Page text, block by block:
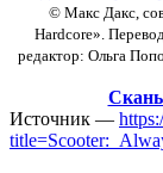
© Макс Дакс,
Hardcore».
редактор: Ольга
Источник —